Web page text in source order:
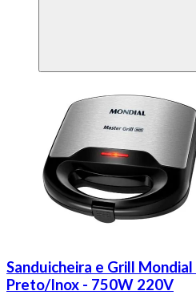
Sanduicheira e Grill
Preto/Inox - 750W 220V